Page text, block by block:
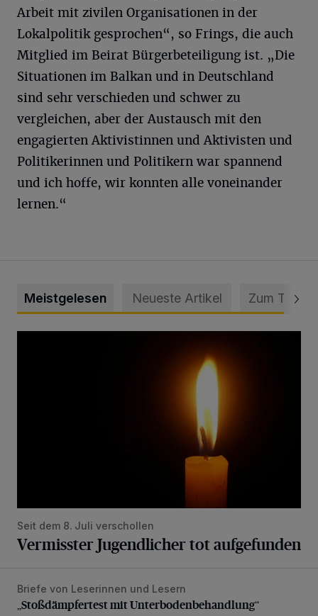
Arbeit mit zivilen Organisationen in der
Lokalpolitik gesprochen“, so Frings, die auch
Mitglied im Beirat Bürgerbeteiligung ist. „Die
Situationen im Balkan und in Deutschland
sind sehr verschieden und schwer zu
vergleichen, aber der Austausch mit den
engagierten Aktivistinnen und Aktivisten und
Politikerinnen und Politikern war spannend
und ich hoffe, wir konnten alle voneinander
lernen.“
Meistgelesen Neueste Artikel Zum Thema
Seit dem 8. Juli verschollen
Vermisster Jugendlicher tot aufgefunden
„Stoßdämpfertest mit Unterbodenbehandlung“
Briefe von Leserinnen und Lesern
„Stoßdämpfertest mit Unterbodenbehandlung“